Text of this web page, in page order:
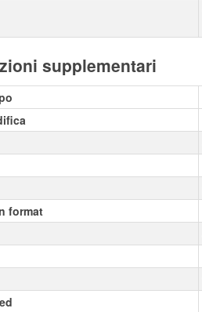
supplementari
format